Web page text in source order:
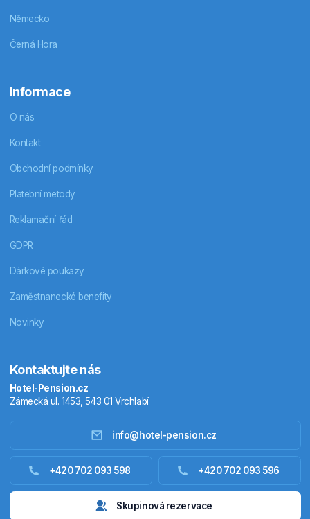
Ubytování zahraniční
Německo
Černá Hora
Informace
O nás
Kontakt
Obchodní podmínky
Platební metody
Reklamační řád
GDPR
Dárkové poukazy
Zaměstnanecké benefity
Novinky
Kontaktujte nás
Hotel-Pension.cz
Zámecká ul. 1453, 543 01 Vrchlabí
info@hotel-pension.cz
+420 702 093 598 +420 702 093 596
Skupinová rezervace